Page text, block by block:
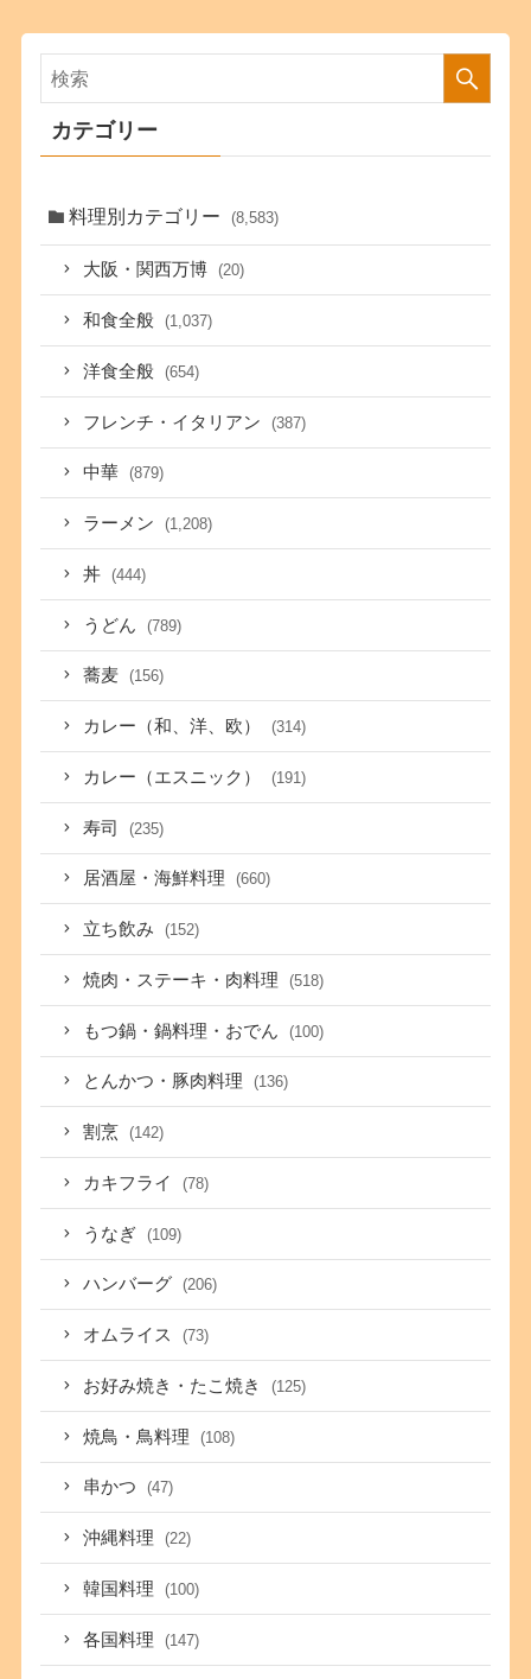
カテゴリー
料理別カテゴリー (8,583)
大阪・関西万博 (20)
和食全般 (1,037)
洋食全般 (654)
フレンチ・イタリアン (387)
中華 (879)
ラーメン (1,208)
丼 (444)
うどん (789)
蕎麦 (156)
カレー（和、洋、欧） (314)
カレー（エスニック） (191)
寿司 (235)
居酒屋・海鮮料理 (660)
立ち飲み (152)
焼肉・ステーキ・肉料理 (518)
もつ鍋・鍋料理・おでん (100)
とんかつ・豚肉料理 (136)
割烹 (142)
カキフライ (78)
うなぎ (109)
ハンバーグ (206)
オムライス (73)
お好み焼き・たこ焼き (125)
焼鳥・鳥料理 (108)
串かつ (47)
沖縄料理 (22)
韓国料理 (100)
各国料理 (147)